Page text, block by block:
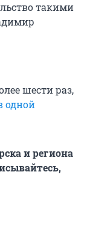
такими
шести раз,
одной
и региона